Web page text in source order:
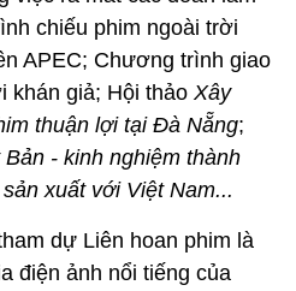
chiếu phim ngoài trời
APEC; Chương trình giao
khán giả; Hội thảo Xây
thuận lợi tại Đà Nẵng;
- kinh nghiệm thành
xuất với Việt Nam...
dự Liên hoan phim là
điện ảnh nổi tiếng của